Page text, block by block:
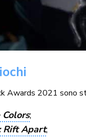
Awards 2021 sono
;
Rift Apart;